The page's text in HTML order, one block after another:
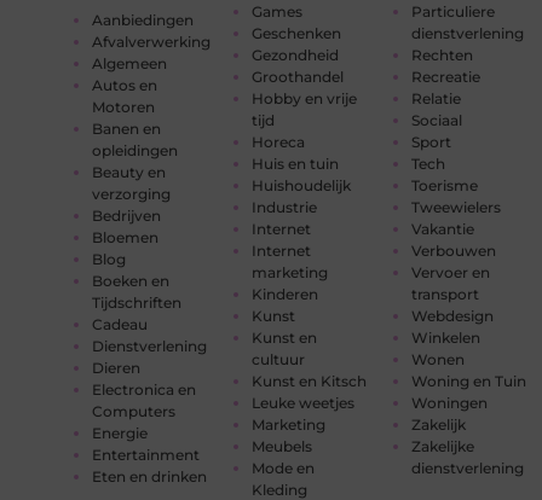
Aanbiedingen
Afvalverwerking
Algemeen
Autos en
Motoren
Banen en
opleidingen
Beauty en
verzorging
Bedrijven
Bloemen
Blog
Boeken en
Tijdschriften
Cadeau
Dienstverlening
Dieren
Electronica en
Computers
Energie
Entertainment
Eten en drinken
Games
Geschenken
Gezondheid
Groothandel
Hobby en vrije
tijd
Horeca
Huis en tuin
Huishoudelijk
Industrie
Internet
Internet
marketing
Kinderen
Kunst
Kunst en
cultuur
Kunst en Kitsch
Leuke weetjes
Marketing
Meubels
Mode en
Kleding
Particuliere
dienstverlening
Rechten
Recreatie
Relatie
Sociaal
Sport
Tech
Toerisme
Tweewielers
Vakantie
Verbouwen
Vervoer en
transport
Webdesign
Winkelen
Wonen
Woning en Tuin
Woningen
Zakelijk
Zakelijke
dienstverlening